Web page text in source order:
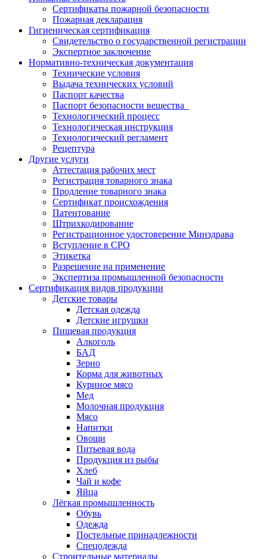
Сертификаты пожарной безопасности
Пожарная декларация
Гигиеническая сертификация
Свидетельство о государственной регистрации
Экспертное заключение
Нормативно-техническая документация
Технические условия
Выдача технических условий
Паспорт качества
Паспорт безопасности вещества
Технологический процесс
Технологическая инструкция
Технологический регламент
Рецептура
Другие услуги
Аттестация рабочих мест
Регистрация товарного знака
Продление товарного знака
Сертификат происхождения
Патентование
Штрихкодирование
Регистрационное удостоверение Минздрава
Вступление в СРО
Этикетка
Разрешение на применение
Экспертиза промышленной безопасности
Сертификация видов продукции
Детские товары
Детская одежда
Детские игрушки
Пищевая продукция
Алкоголь
БАД
Зерно
Корма для животных
Куриное мясо
Мед
Молочная продукция
Мясо
Напитки
Овощи
Питьевая вода
Продукция из рыбы
Хлеб
Чай и кофе
Яйца
Лёгкая промышленность
Обувь
Одежда
Постельные принадлежности
Спецодежда
Строительные материалы